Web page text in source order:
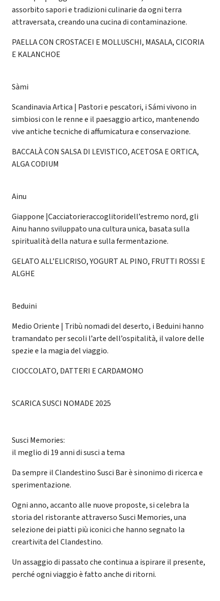
assorbito sapori e tradizioni culinarie da ogni terra
attraversata, creando una cucina di contaminazione.
PAELLA CON CROSTACEI E MOLLUSCHI, MASALA, CICORIA
E KALANCHOE
Sàmi
Scandinavia Artica | Pastori e pescatori, i Sámi vivono in
simbiosi con le renne e il paesaggio artico, mantenendo
vive antiche tecniche di affumicatura e conservazione.
BACCALÀ CON SALSA DI LEVISTICO, ACETOSA E ORTICA,
ALGA CODIUM
Ainu
Giappone |Cacciatorieraccoglitoridell’estremo nord, gli
Ainu hanno sviluppato una cultura unica, basata sulla
spiritualità della natura e sulla fermentazione.
GELATO ALL’ELICRISO, YOGURT AL PINO, FRUTTI ROSSI E
ALGHE
Beduini
Medio Oriente | Tribù nomadi del deserto, i Beduini hanno
tramandato per secoli l’arte dell’ospitalità, il valore delle
spezie e la magia del viaggio.
CIOCCOLATO, DATTERI E CARDAMOMO
SCARICA SUSCI NOMADE 2025
Susci Memories:
il meglio di 19 anni di susci a tema
Da sempre il Clandestino Susci Bar è sinonimo di ricerca e
sperimentazione.
Ogni anno, accanto alle nuove proposte, si celebra la
storia del ristorante attraverso Susci Memories, una
selezione dei piatti più iconici che hanno segnato la
creartivita del Clandestino.
Un assaggio di passato che continua a ispirare il presente,
perché ogni viaggio è fatto anche di ritorni.